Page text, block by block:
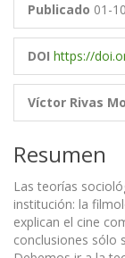
Publicado 01-
DOI https://
Víctor Rivas
Resumen
Las teorías
institución: la
explican el cine
conclusiones sólo